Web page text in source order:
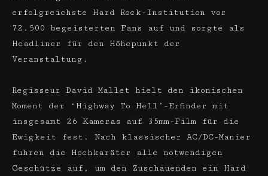
erfolgreichste Hard Rock-Institution vor
72.500 begeisterten Fans auf und sorgte als
Headliner für den Höhepunkt der
Veranstaltung.
Regisseur David Mallet hielt den ikonischen
Moment der ‘Highway To Hell’-Erfinder mit
insgesamt 26 Kameras auf 35mm-Film für die
Ewigkeit fest. Nach klassischer AC/DC-Manier
fuhren die Hochkaräter alle notwendigen
Geschütze auf, um den Zuschauenden ein Hard